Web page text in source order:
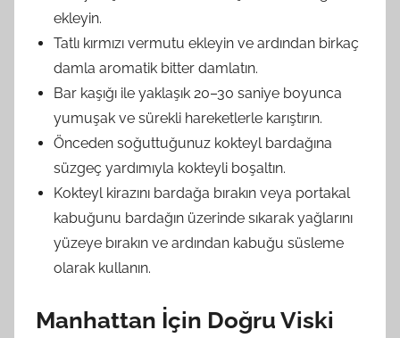
ekleyin.
Tatlı kırmızı vermutu ekleyin ve ardından birkaç
damla aromatik bitter damlatın.
Bar kaşığı ile yaklaşık 20–30 saniye boyunca
yumuşak ve sürekli hareketlerle karıştırın.
Önceden soğuttuğunuz kokteyl bardağına
süzgeç yardımıyla kokteyli boşaltın.
Kokteyl kirazını bardağa bırakın veya portakal
kabuğunu bardağın üzerinde sıkarak yağlarını
yüzeye bırakın ve ardından kabuğu süsleme
olarak kullanın.
Manhattan İçin Doğru Viski